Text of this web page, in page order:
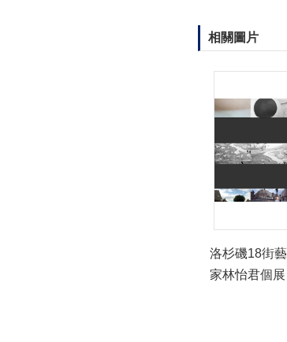
相關圖片
洛杉磯18街
家林怡君個展